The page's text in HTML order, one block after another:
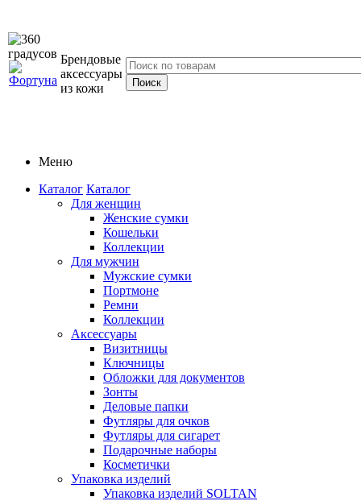
Брендовые
аксессуары
из кожи
Меню
Каталог Каталог
Для женщин
Женские сумки
Кошельки
Коллекции
Для мужчин
Мужские сумки
Портмоне
Ремни
Коллекции
Аксессуары
Визитницы
Ключницы
Обложки для документов
Зонты
Деловые папки
Футляры для очков
Футляры для сигарет
Подарочные наборы
Косметички
Упаковка изделий
Упаковка изделий SOLTAN